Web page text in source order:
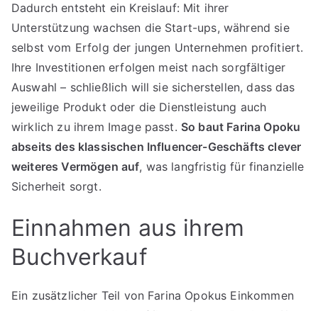
Dadurch entsteht ein Kreislauf: Mit ihrer
Unterstützung wachsen die Start-ups, während sie
selbst vom Erfolg der jungen Unternehmen profitiert.
Ihre Investitionen erfolgen meist nach sorgfältiger
Auswahl – schließlich will sie sicherstellen, dass das
jeweilige Produkt oder die Dienstleistung auch
wirklich zu ihrem Image passt. So baut Farina Opoku
abseits des klassischen Influencer-Geschäfts clever
weiteres Vermögen auf, was langfristig für finanzielle
Sicherheit sorgt.
Einnahmen aus ihrem
Buchverkauf
Ein zusätzlicher Teil von Farina Opokus Einkommen